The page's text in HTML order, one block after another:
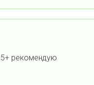
5+ рекомендую